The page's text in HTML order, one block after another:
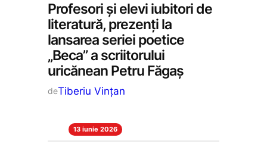
Profesori și elevi iubitori de
literatură, prezenți la
lansarea seriei poetice
„Beca” a scriitorului
uricănean Petru Făgaș
deTiberiu Vințan
13 iunie 2026